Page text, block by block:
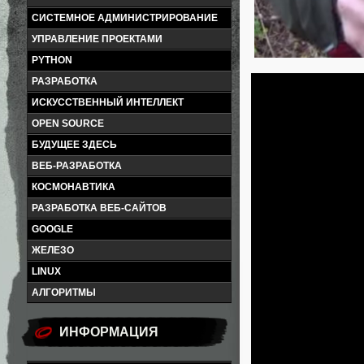
СИСТЕМНОЕ АДМИНИСТРИРОВАНИЕ
УПРАВЛЕНИЕ ПРОЕКТАМИ
PYTHON
РАЗРАБОТКА
ИСКУССТВЕННЫЙ ИНТЕЛЛЕКТ
OPEN SOURCE
БУДУЩЕЕ ЗДЕСЬ
ВЕБ-РАЗРАБОТКА
КОСМОНАВТИКА
РАЗРАБОТКА ВЕБ-САЙТОВ
GOOGLE
ЖЕЛЕЗО
LINUX
АЛГОРИТМЫ
ИНФОРМАЦИЯ